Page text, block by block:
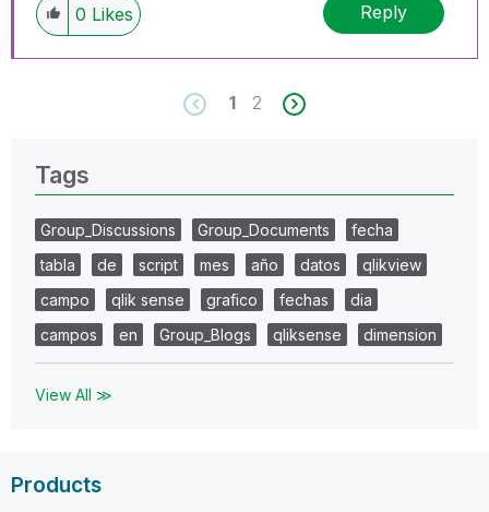
0 Likes Reply
1 2
Tags
Group_Discussions Group_Documents
fecha
tabla
de script mes año datos
qlikview
campo
qlik sense grafico fechas
dia
campos
en Group_Blogs qliksense dimension
View All ≫
Products